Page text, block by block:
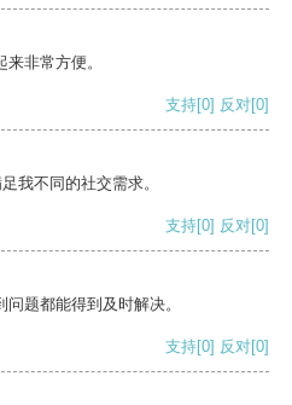
非常方便。
支持[0] 反对[0]
我不同的社交需求。
支持[0] 反对[0]
题都能得到及时解决。
支持[0] 反对[0]